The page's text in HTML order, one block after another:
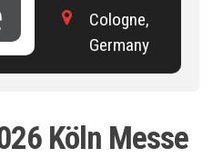
Cologne,
Germany
Köln Messe